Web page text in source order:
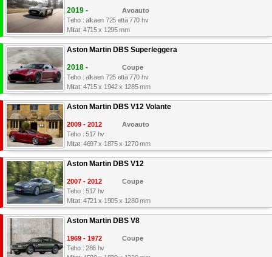
2019 -
Avoauto
Teho : alkaen 725 että 770 hv
Mitat: 4715 x 1295 mm
Aston Martin DBS Superleggera
2018 -
Coupe
Teho : alkaen 725 että 770 hv
Mitat: 4715 x 1942 x 1285 mm
Aston Martin DBS V12 Volante
2009 - 2012
Avoauto
Teho : 517 hv
Mitat: 4697 x 1875 x 1270 mm
Aston Martin DBS V12
2007 - 2012
Coupe
Teho : 517 hv
Mitat: 4721 x 1905 x 1280 mm
Aston Martin DBS V8
1969 - 1972
Coupe
Teho : 286 hv